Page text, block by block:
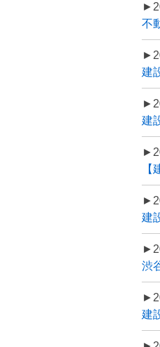
不
建
建
建
渋
建